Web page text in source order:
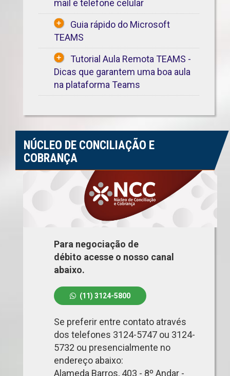
mail e telefone celular
Guia rápido do Microsoft
TEAMS
Tutorial Aula Remota TEAMS -
Dicas que garantem uma boa aula
na plataforma Teams
NÚCLEO DE CONCILIAÇÃO E
COBRANÇA
Para negociação de
débito acesse o nosso canal
abaixo.
(11) 3124-5800
Se preferir entre contato através
dos telefones 3124-5747 ou 3124-
5732 ou presencialmente no
endereço abaixo:
Alameda Barros, 403 - 8º Andar -